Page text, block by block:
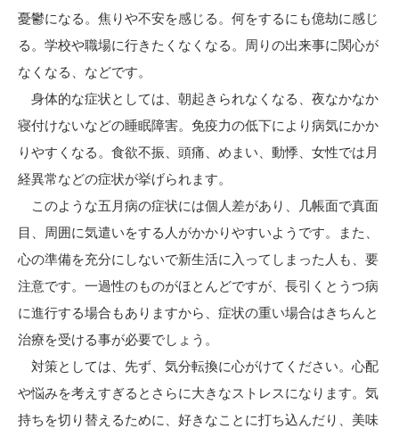
憂鬱になる。焦りや不安を感じる。何をするにも億劫に感じ
る。学校や職場に行きたくなくなる。周りの出来事に関心が
なくなる、などです。
身体的な症状としては、朝起きられなくなる、夜なかなか
寝付けないなどの睡眠障害。免疫力の低下により病気にかか
りやすくなる。食欲不振、頭痛、めまい、動悸、女性では月
経異常などの症状が挙げられます。
このような五月病の症状には個人差があり、几帳面で真面
目、周囲に気遣いをする人がかかりやすいようです。また、
心の準備を充分にしないで新生活に入ってしまった人も、要
注意です。一過性のものがほとんどですが、長引くとうつ病
に進行する場合もありますから、症状の重い場合はきちんと
治療を受ける事が必要でしょう。
対策としては、先ず、気分転換に心がけてください。心配
や悩みを考えすぎるとさらに大きなストレスになります。気
持ちを切り替えるために、好きなことに打ち込んだり、美味